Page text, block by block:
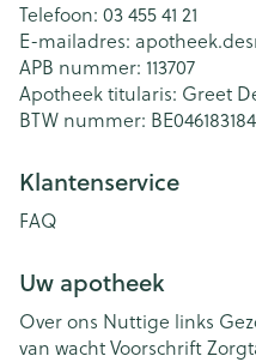
Telefoon: 03 455 41 21
E-mailadres:
APB nummer: 113707
Apotheek titularis: Greet
BTW nummer:
Klantenservice
FAQ
Uw apotheek
Over ons Nuttige links
van wachtVoorschrift